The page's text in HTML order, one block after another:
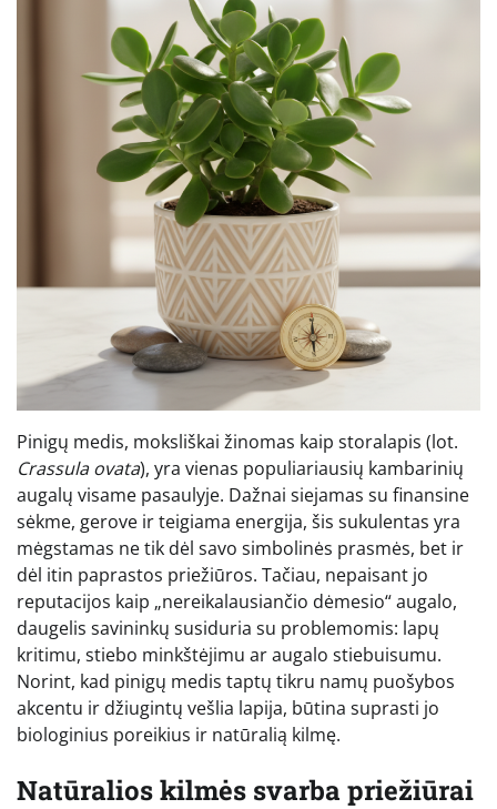
Pinigų medis, moksliškai žinomas kaip storalapis (lot.
Crassula ovata), yra vienas populiariausių kambarinių
augalų visame pasaulyje. Dažnai siejamas su finansine
sėkme, gerove ir teigiama energija, šis sukulentas yra
mėgstamas ne tik dėl savo simbolinės prasmės, bet ir
dėl itin paprastos priežiūros. Tačiau, nepaisant jo
reputacijos kaip „nereikalausiančio dėmesio“ augalo,
daugelis savininkų susiduria su problemomis: lapų
kritimu, stiebo minkštėjimu ar augalo stiebuisumu.
Norint, kad pinigų medis taptų tikru namų puošybos
akcentu ir džiugintų vešlia lapija, būtina suprasti jo
biologinius poreikius ir natūralią kilmę.
Natūralios kilmės svarba priežiūrai